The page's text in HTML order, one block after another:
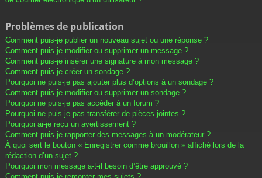
Problèmes de publication
Comment puis-je publier un nouveau sujet ou une réponse ?
Comment puis-je modifier ou supprimer un message ?
Comment puis-je insérer une signature à mon message ?
Comment puis-je créer un sondage ?
Pourquoi ne puis-je pas ajouter plus d’options à un sondage ?
Comment puis-je modifier ou supprimer un sondage ?
Pourquoi ne puis-je pas accéder à un forum ?
Pourquoi ne puis-je pas transférer de pièces jointes ?
Pourquoi ai-je reçu un avertissement ?
Comment puis-je rapporter des messages à un modérateur ?
À quoi sert le bouton « Enregistrer comme brouillon » affiché lors de la
rédaction d’un sujet ?
Pourquoi mon message a-t-il besoin d’être approuvé ?